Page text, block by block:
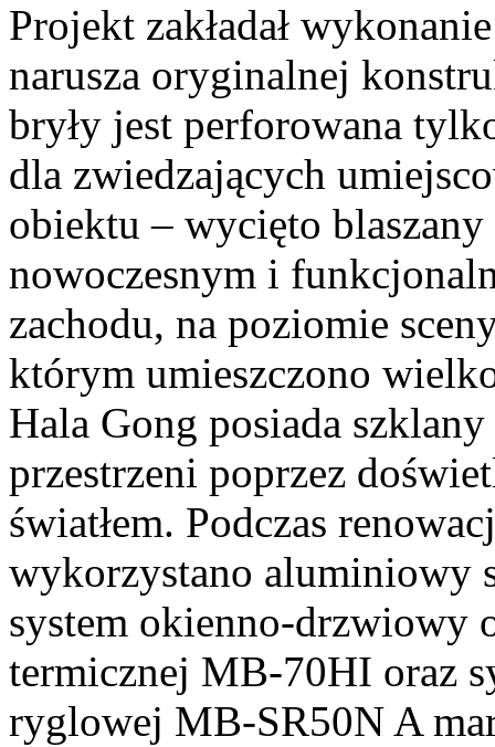
Projekt zakładał
narusza oryginalnej
bryły jest perforowana
dla zwiedzających
obiektu – wycięto
nowoczesnym i
zachodu, na poziomie
którym umieszczono
Hala Gong posiada
przestrzeni poprzez
światłem. Podczas
wykorzystano aluminiowy
system okienno-drzwiowy
termicznej MB-70HI oraz
ryglowej MB-SR50N A